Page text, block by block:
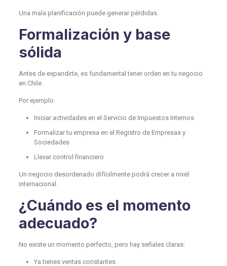
Una mala planificación puede generar pérdidas.
Formalización y base
sólida
Antes de expandirte, es fundamental tener orden en tu negocio
en Chile.
Por ejemplo:
Iniciar actividades en el Servicio de Impuestos Internos
Formalizar tu empresa en el Registro de Empresas y
Sociedades
Llevar control financiero
Un negocio desordenado difícilmente podrá crecer a nivel
internacional.
¿Cuándo es el momento
adecuado?
No existe un momento perfecto, pero hay señales claras:
Ya tienes ventas constantes